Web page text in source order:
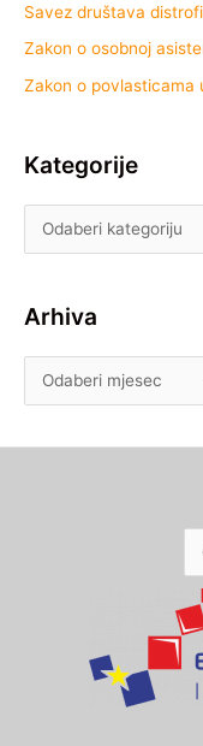
Savez društava
Zakon o osobnoj
Zakon o povlasticama
Kategorije
Arhiva